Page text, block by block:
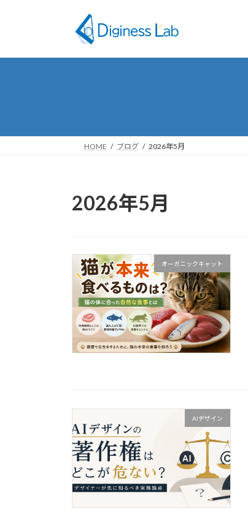
プ
動
HOME ブログ 2026年5月
2026年5月
オーガニックキャット
AIデザイン